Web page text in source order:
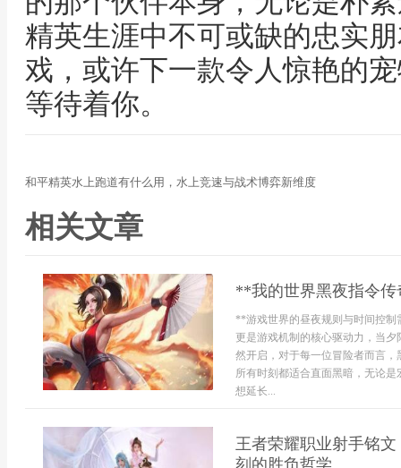
精英生涯中不可或缺的忠实
戏，或许下一款令人惊艳的
等待着你。
和平精英水上跑道有什么用，水上竞速与战术博弈新维度
相关文章
**我的世界黑夜指令
**游戏世界的昼夜规则与时间控
更是游戏机制的核心驱动力，当
然开启，对于每一位冒险者而言
所有时刻都适合直面黑暗，无论
想延长...
王者荣耀职业射手铭
刻的胜负哲学